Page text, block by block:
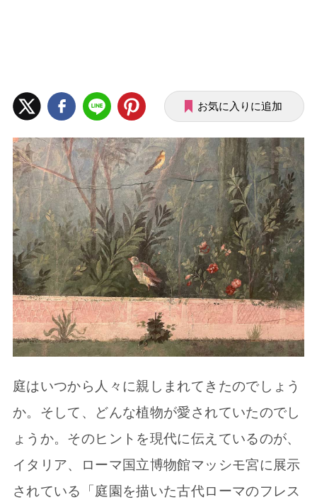
お気に入りに追加
庭はいつから人々に親しまれてきたのでしょう
か。そして、どんな植物が愛されていたのでし
ょうか。そのヒントを現代に伝えているのが、
イタリア、ローマ国立博物館マッシモ宮に展示
されている「庭園を描いた古代ローマのフレス